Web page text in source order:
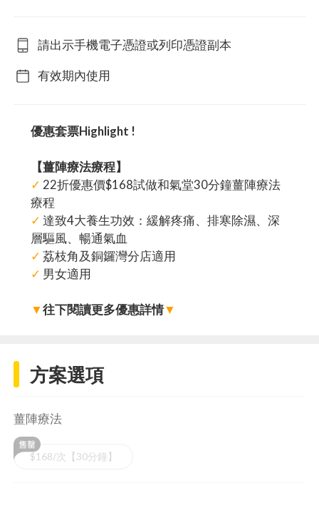
請出示手機電子憑證或列印憑證副本
有效期內使用
優惠套票Highlight !
【薑陣療法療程】
✓ 22折優惠價$168試做和氣堂30分鐘薑陣療法
療程
✓ 達致4大養生功效：緩解疼痛、排寒除濕、深
層驅風、暢通氣血
✓ 荔枝角及銅鑼灣分店適用
✓ 男女適用
▼往下閱讀更多優惠詳情▼
方案選項
薑陣療法
$168/次【30分鐘】